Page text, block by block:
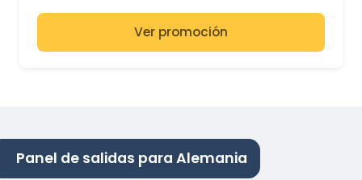
Ver promoción
Panel de salidas para Alemania